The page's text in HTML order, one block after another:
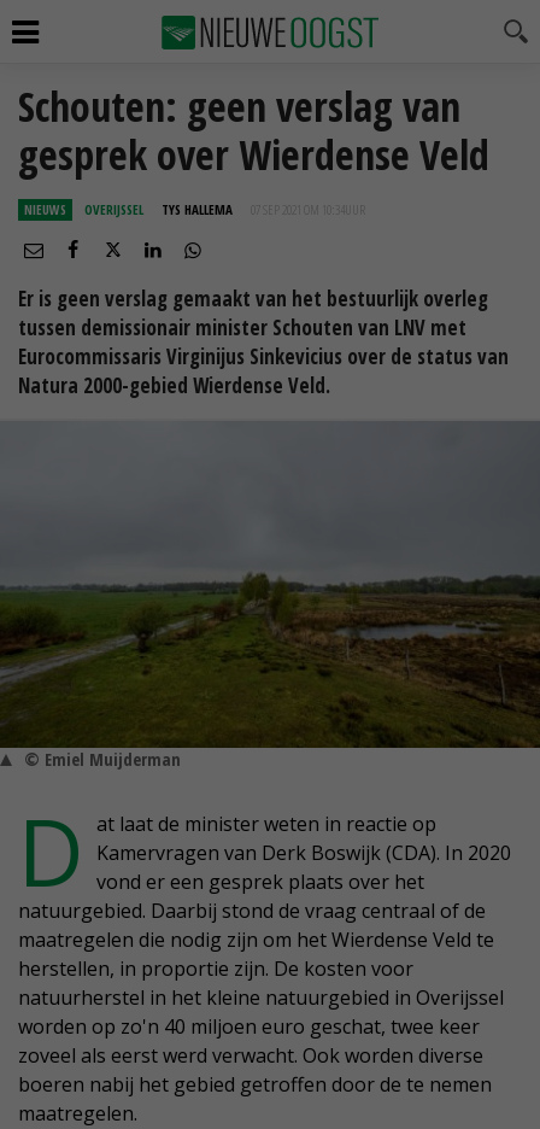
Schouten: geen verslag van
gesprek over Wierdense Veld
NIEUWS OVERIJSSEL TYS HALLEMA 07 SEP 2021 OM 10:34
Er is geen verslag gemaakt van het bestuurlijk overleg
tussen demissionair minister Schouten van LNV met
Eurocommissaris Virginijus Sinkevicius over de status van
Natura 2000-gebied Wierdense Veld.
© Emiel Muijderman
D
at laat de minister weten in reactie op
Kamervragen van Derk Boswijk (CDA). In 2020
vond er een gesprek plaats over het
natuurgebied. Daarbij stond de vraag centraal of de
maatregelen die nodig zijn om het Wierdense Veld te
herstellen, in proportie zijn. De kosten voor
natuurherstel in het kleine natuurgebied in Overijssel
worden op zo'n 40 miljoen euro geschat, twee keer
zoveel als eerst werd verwacht. Ook worden diverse
boeren nabij het gebied getroffen door de te nemen
maatregelen.